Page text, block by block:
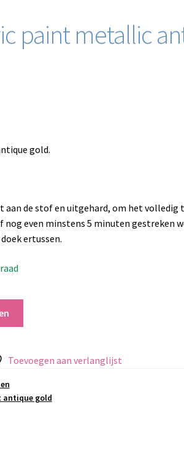
paint metallic
gold.
aan de stof en uitgehard, om het volledig
even minstens 5 minuten gestreken
ertussen.
Toevoegen aan verlanglijst
antique gold